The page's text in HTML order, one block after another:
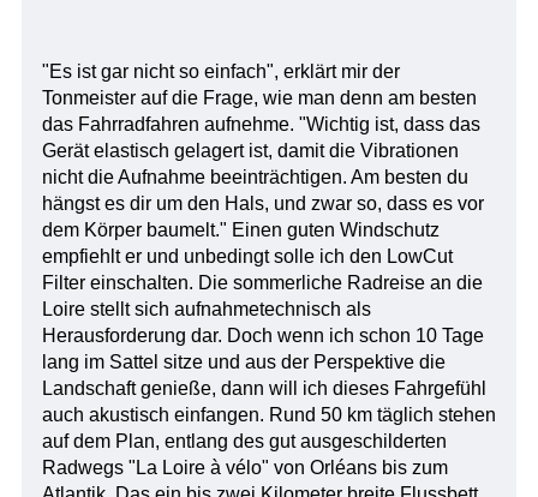
"Es ist gar nicht so einfach", erklärt mir der
Tonmeister auf die Frage, wie man denn am besten
das Fahrradfahren aufnehme. "Wichtig ist, dass das
Gerät elastisch gelagert ist, damit die Vibrationen
nicht die Aufnahme beeinträchtigen. Am besten du
hängst es dir um den Hals, und zwar so, dass es vor
dem Körper baumelt." Einen guten Windschutz
empfiehlt er und unbedingt solle ich den LowCut
Filter einschalten. Die sommerliche Radreise an die
Loire stellt sich aufnahmetechnisch als
Herausforderung dar. Doch wenn ich schon 10 Tage
lang im Sattel sitze und aus der Perspektive die
Landschaft genieße, dann will ich dieses Fahrgefühl
auch akustisch einfangen. Rund 50 km täglich stehen
auf dem Plan, entlang des gut ausgeschilderten
Radwegs "La Loire à vélo" von Orléans bis zum